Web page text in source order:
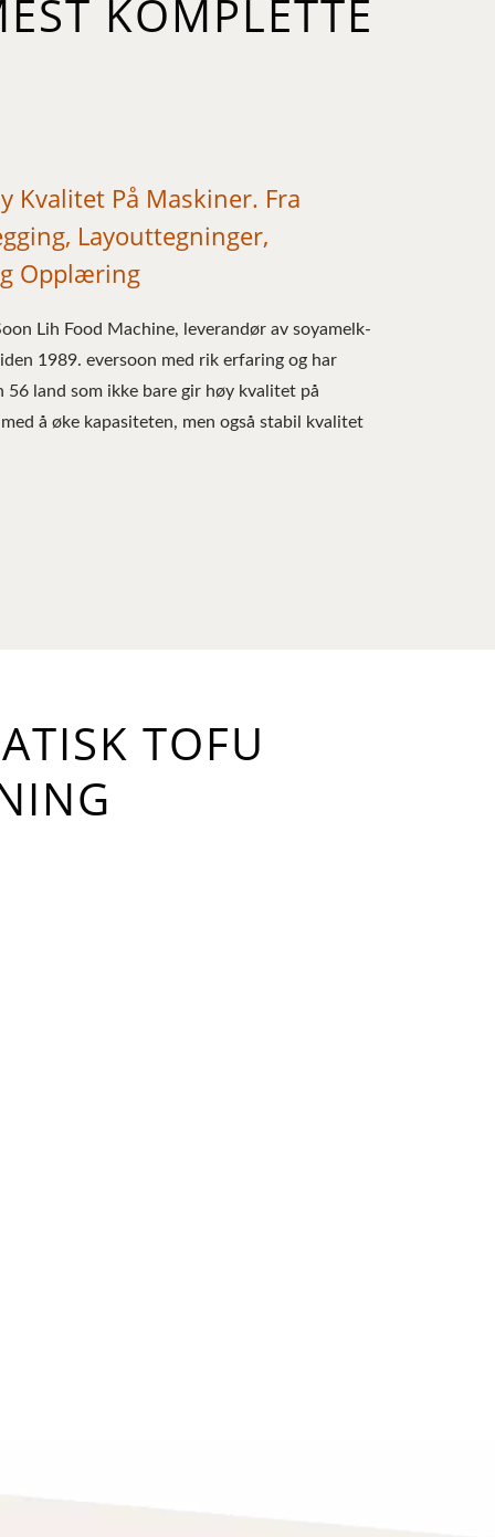
KOMPLETTE
Kvalitet På Maskiner. Fra
Layouttegninger,
Opplæring
Lih Food Machine, leverandør av soyamelk-
1989. eversoon med rik erfaring og har
land som ikke bare gir høy kvalitet på
å øke kapasiteten, men også stabil kvalitet
TOFU